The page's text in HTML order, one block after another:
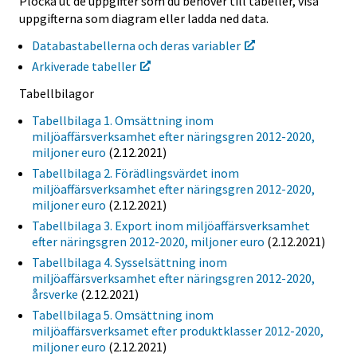
uppgifterna som diagram eller ladda ned data.
Databastabellerna och deras variabler
Arkiverade tabeller
Tabellbilagor
Tabellbilaga 1. Omsättning inom
miljöaffärsverksamhet efter näringsgren 2012-2020,
miljoner euro (2.12.2021)
Tabellbilaga 2. Förädlingsvärdet inom
miljöaffärsverksamhet efter näringsgren 2012-2020,
miljoner euro (2.12.2021)
Tabellbilaga 3. Export inom miljöaffärsverksamhet
efter näringsgren 2012-2020, miljoner euro (2.12.2021)
Tabellbilaga 4. Sysselsättning inom
miljöaffärsverksamhet efter näringsgren 2012-2020,
årsverke (2.12.2021)
Tabellbilaga 5. Omsättning inom
miljöaffärsverksamet efter produktklasser 2012-2020,
miljoner euro (2.12.2021)